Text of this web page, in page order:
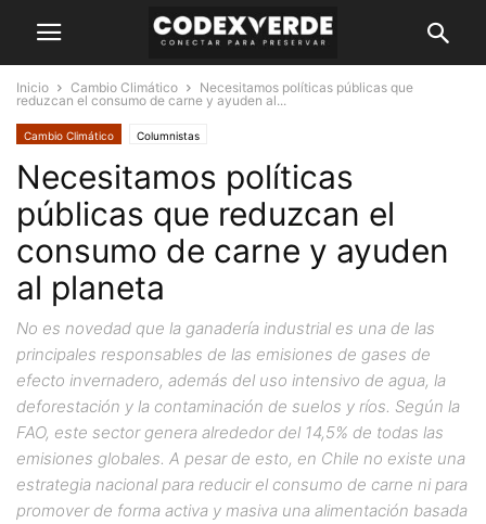
Inicio Cambio Climático
Necesitamos políticas públicas que
reduzcan el consumo de carne y ayuden al...
Cambio Climático Columnistas
Necesitamos políticas
públicas que reduzcan el
consumo de carne y ayuden
al planeta
No es novedad que la ganadería industrial es una de las
principales responsables de las emisiones de gases de
efecto invernadero, además del uso intensivo de agua, la
deforestación y la contaminación de suelos y ríos. Según la
FAO, este sector genera alrededor del 14,5% de todas las
emisiones globales. A pesar de esto, en Chile no existe una
estrategia nacional para reducir el consumo de carne ni para
promover de forma activa y masiva una alimentación basada